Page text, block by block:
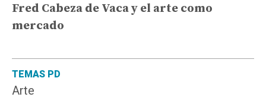
TEMAS PD
Arte
Fred Cabeza de Vaca y el arte como
mercado